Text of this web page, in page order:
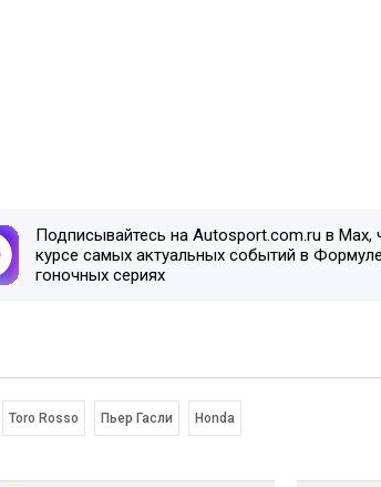
Подписывайтесь на Autosport.com.ru в Max,
курсе самых актуальных событий в
гоночных сериях
Toro Rosso Пьер Гасли Honda